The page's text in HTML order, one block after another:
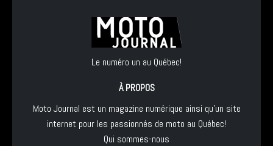
Le numéro un au Québec!
À PROPOS
Moto Journal est un magazine numérique ainsi qu'un site
internet pour les passionnés de moto au Québec!
Qui sommes-nous